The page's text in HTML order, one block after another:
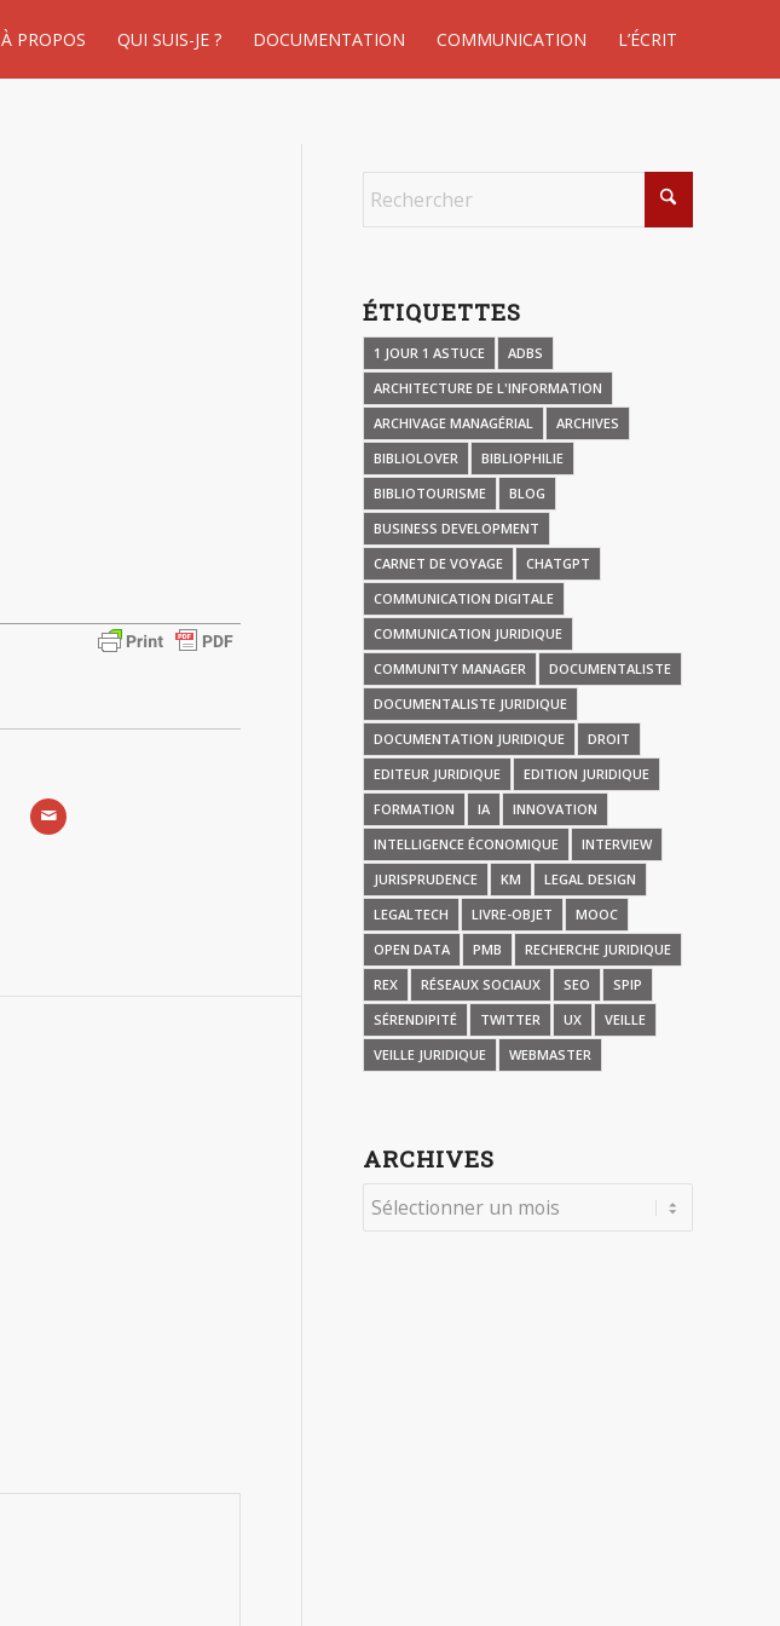
À PROPOS QUI SUIS-JE ? DOCUMENTATION COMMUNICATION L’ÉCRIT
ÉTIQUETTES
1 JOUR 1 ASTUCE
ADBS
ARCHITECTURE DE L'INFORMATION
ARCHIVAGE MANAGÉRIAL
ARCHIVES
BIBLIOLOVER
BIBLIOPHILIE
BIBLIOTOURISME
BLOG
BUSINESS DEVELOPMENT
CARNET DE VOYAGE
CHATGPT
COMMUNICATION DIGITALE
COMMUNICATION JURIDIQUE
COMMUNITY MANAGER
DOCUMENTALISTE
DOCUMENTALISTE JURIDIQUE
DOCUMENTATION JURIDIQUE
DROIT
EDITEUR JURIDIQUE
EDITION JURIDIQUE
FORMATION
IA
INNOVATION
INTELLIGENCE ÉCONOMIQUE
INTERVIEW
JURISPRUDENCE
KM
LEGAL DESIGN
LEGALTECH
LIVRE-OBJET
MOOC
OPEN DATA
PMB
RECHERCHE JURIDIQUE
REX
RÉSEAUX SOCIAUX SEO
SPIP
SÉRENDIPITÉ
TWITTER UX
VEILLE
VEILLE JURIDIQUE
WEBMASTER
ARCHIVES